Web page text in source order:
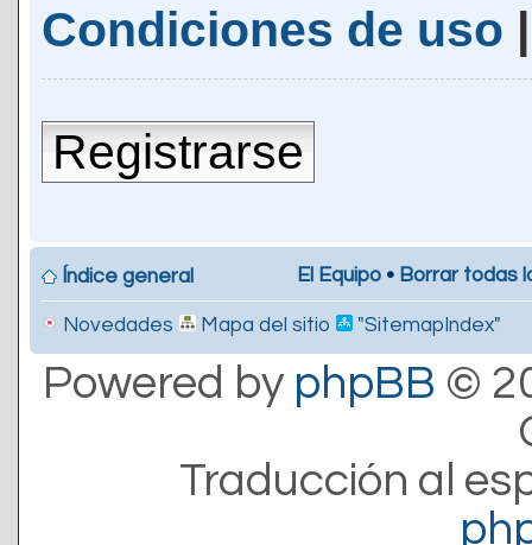
Condiciones de uso
Registrarse
Índice general El Equipo • Borrar todas
Novedades Mapa del sitio "SitemapIndex"
Powered by phpBB ©
Traducción al